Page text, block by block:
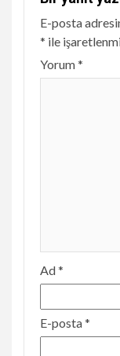
E-posta
* ile
Yorum*
Ad*
E-posta*